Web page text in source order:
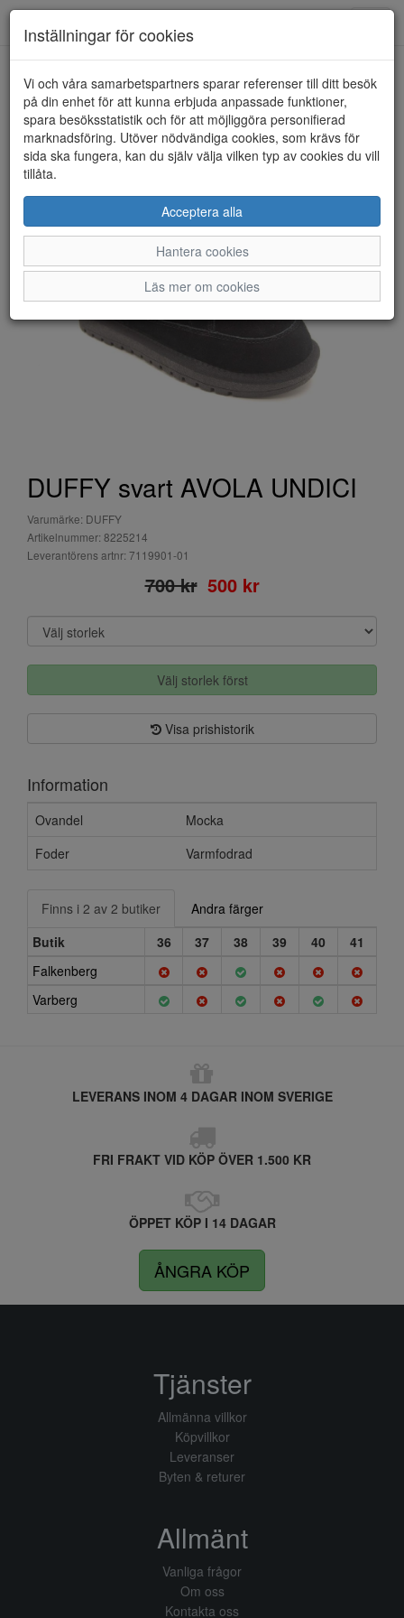
HEM DUFFY
DUFFY svart AVOLA UNDICI
Varumärke: DUFFY
Artikelnummer: 8225214
Leverantörens artnr: 7119901-01
700 kr 500 kr
Välj storlek först
Visa prishistorik
Information
Ovandel
Mocka
Foder
Varmfodrad
Finns i 2 av 2 butiker
Andra färger
Butik
36 37 38 39 40
41
Falkenberg
Varberg
LEVERANS INOM 4 DAGAR INOM SVERIGE
FRI FRAKT VID KÖP ÖVER 1.500 KR
ÖPPET KÖP I 14 DAGAR
ÅNGRA KÖP
Inställningar för cookies
Vi och våra samarbetspartners sparar referenser till ditt besök
på din enhet för att kunna erbjuda anpassade funktioner,
spara besöksstatistik och för att möjliggöra personifierad
marknadsföring. Utöver nödvändiga cookies, som krävs för
sida ska fungera, kan du själv välja vilken typ av cookies du vill
tillåta.
Acceptera alla
Hantera cookies
Läs mer om cookies
Tjänster
Allmänna villkor
Köpvillkor
Leveranser
Byten & returer
Allmänt
Vanliga frågor
Om oss
Kontakta oss